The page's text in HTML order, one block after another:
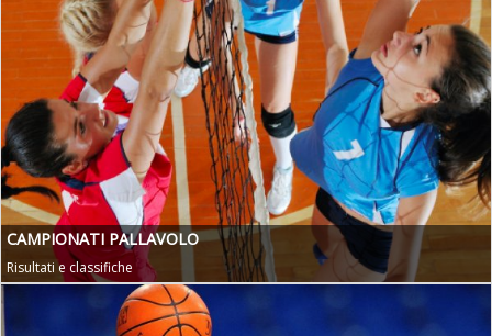
CAMPIONATI PALLAVOLO
Risultati e classifiche